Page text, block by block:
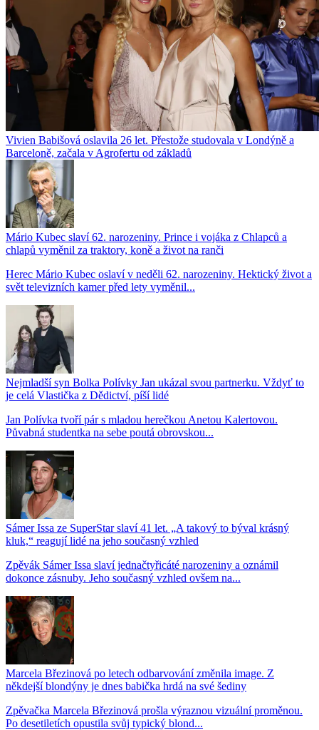
Vivien Babišová oslavila 26 let. Přestože studovala v Londýně a
Barceloně, začala v Agrofertu od základů
Mário Kubec slaví 62. narozeniny. Prince i vojáka z Chlapců a
chlapů vyměnil za traktory, koně a život na ranči
Herec Mário Kubec oslaví v neděli 62. narozeniny. Hektický život a
svět televizních kamer před lety vyměnil...
Nejmladší syn Bolka Polívky Jan ukázal svou partnerku. Vždyť to
je celá Vlastička z Dědictví, píší lidé
Jan Polívka tvoří pár s mladou herečkou Anetou Kalertovou.
Půvabná studentka na sebe poutá obrovskou...
Sámer Issa ze SuperStar slaví 41 let. „A takový to býval krásný
kluk,“ reagují lidé na jeho současný vzhled
Zpěvák Sámer Issa slaví jednačtyřicáté narozeniny a oznámil
dokonce zásnuby. Jeho současný vzhled ovšem na...
Marcela Březinová po letech odbarvování změnila image. Z
někdejší blondýny je dnes babička hrdá na své šediny
Zpěvačka Marcela Březinová prošla výraznou vizuální proměnou.
Po desetiletích opustila svůj typický blond...